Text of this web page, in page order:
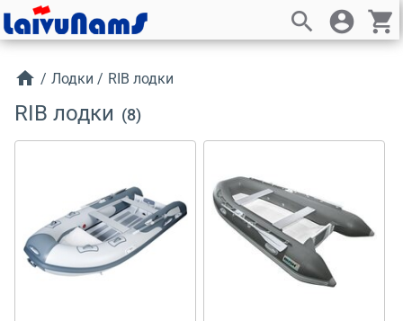
search account_circle shopping_cart
home / Лодки / RIB лодки
RIB лодки (8)